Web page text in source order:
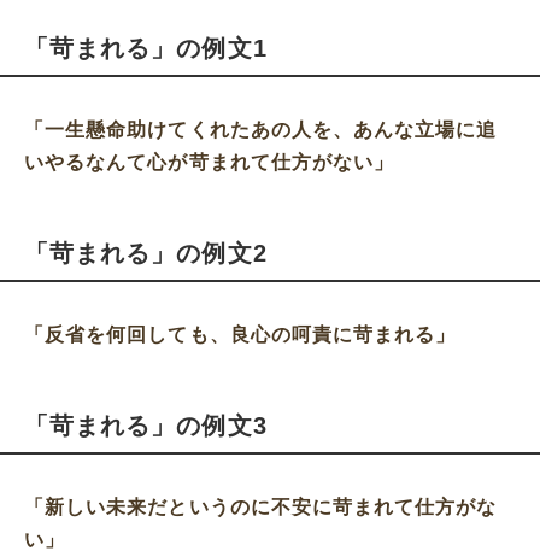
「苛まれる」の例文1
「一生懸命助けてくれたあの人を、あんな立場に追
いやるなんて心が苛まれて仕方がない」
「苛まれる」の例文2
「反省を何回しても、良心の呵責に苛まれる」
「苛まれる」の例文3
「新しい未来だというのに不安に苛まれて仕方がな
い」